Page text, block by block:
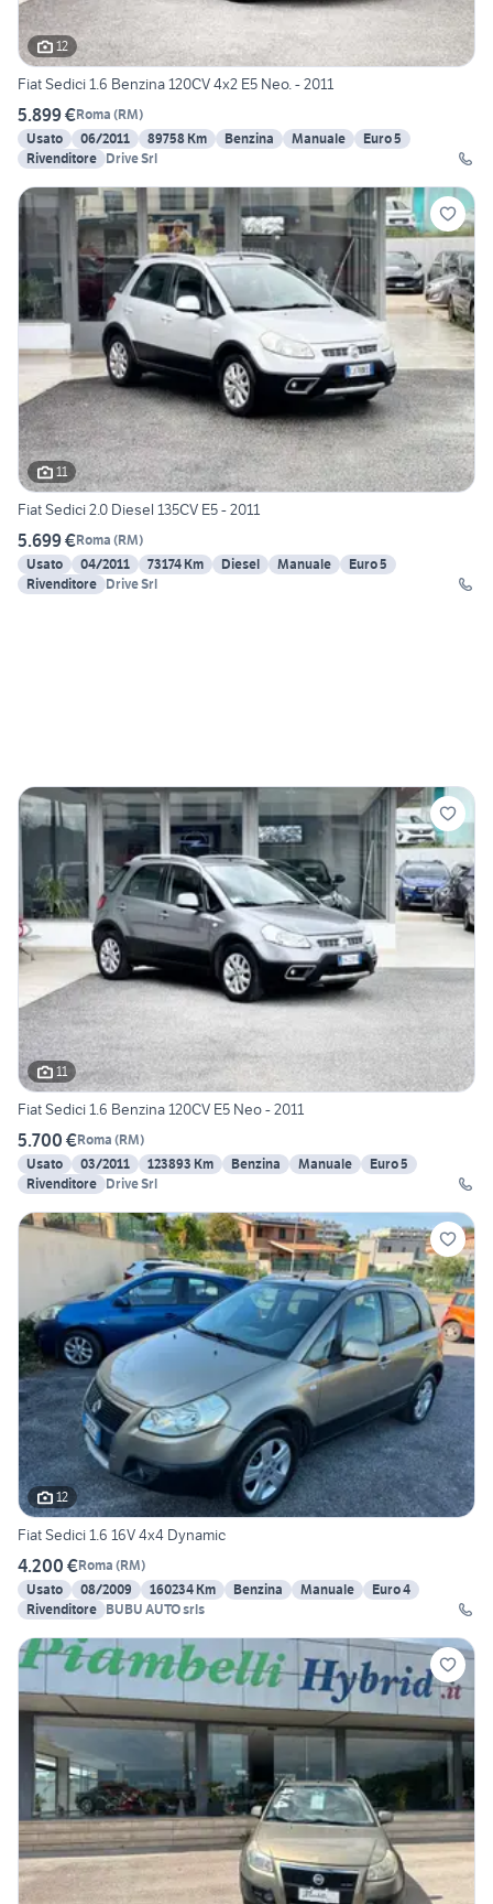
12
Fiat Sedici 1.6 Benzina 120CV 4x2 E5 Neo. - 2011
5.899 €Roma (RM)
Usato
06/2011 89758 Km Benzina Manuale
Euro 5
Rivenditore Drive Srl
11
Fiat Sedici 2.0 Diesel 135CV E5 - 2011
5.699 €Roma (RM)
Usato
04/2011 73174 Km Diesel Manuale
Euro 5
Rivenditore Drive Srl
11
Fiat Sedici 1.6 Benzina 120CV E5 Neo - 2011
5.700 €Roma (RM)
Usato
03/2011 123893 Km Benzina Manuale
Euro 5
Rivenditore Drive Srl
12
Fiat Sedici 1.6 16V 4x4 Dynamic
4.200 €Roma (RM)
Usato
08/2009 160234 Km Benzina Manuale
Euro 4
Rivenditore BUBU AUTO srls